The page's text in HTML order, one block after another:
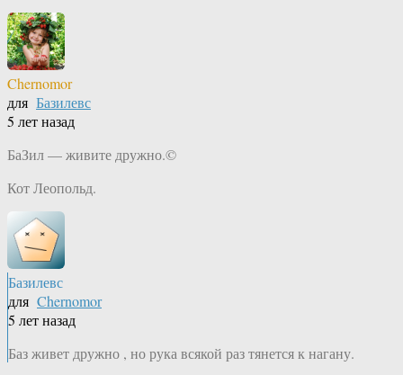
Chernomor
для Базилевс
5 лет назад
БаЗил — живите дружно.©
Кот Леопольд.
Базилевс
для Chernomor
5 лет назад
Баз живет дружно , но рука всякой раз тянется к нагану.